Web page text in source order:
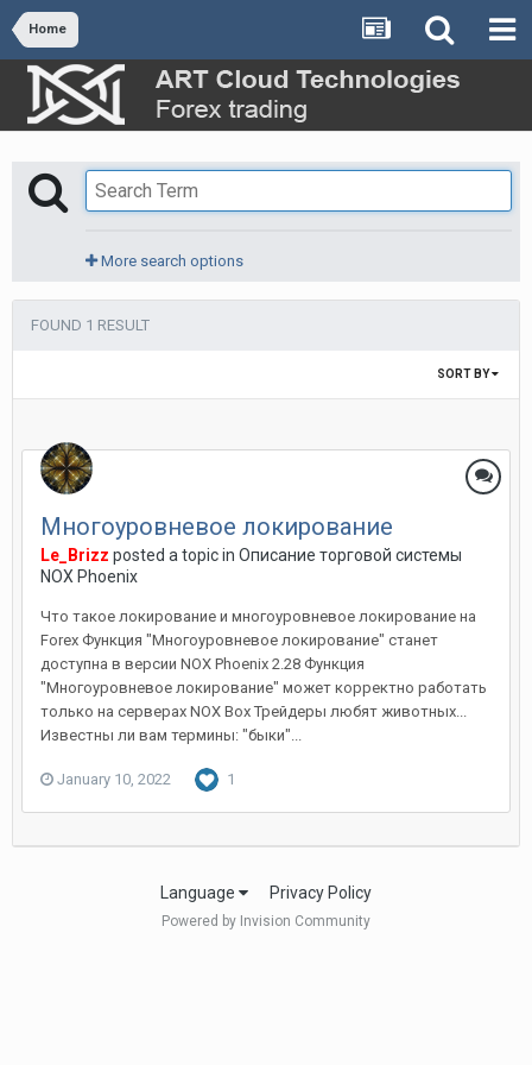
Home
More search options
FOUND 1 RESULT
SORT BY
Многоуровневое локирование
Le_Brizz posted a topic in Описание торговой системы
NOX Phoenix
Что такое локирование и многоуровневое локирование на
Forex Функция "Многоуровневое локирование" станет
доступна в версии NOX Phoenix 2.28 Функция
"Многоуровневое локирование" может корректно работать
только на серверах NOX Box Трейдеры любят животных...
Известны ли вам термины: "быки"...
January 10, 2022 1
Language Privacy Policy
Powered by Invision Community